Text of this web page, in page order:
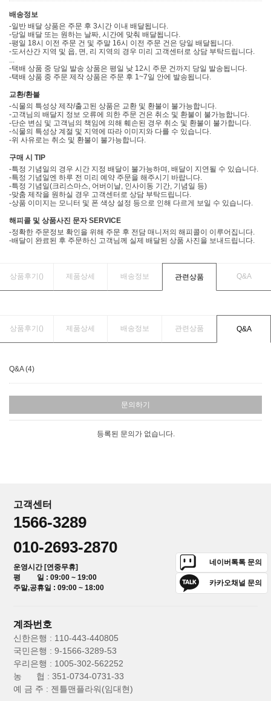
배송정보
-일반 배달 상품은 주문 후 3시간 이내 배달됩니다.
-당일 배달 또는 원하는 날짜, 시간에 맞춰 배달됩니다.
-평일 18시 이전 주문 건 및 주말 16시 이전 주문 건은 당일 배달됩니다.
-도서산간 지역 및 읍, 면, 리 지역의 경우 미리 고객센터로 상담 부탁드립니다.
-택배 상품 중 당일 발송 상품은 평일 낮 12시 주문 건까지 당일 발송됩니다.
-택배 상품 중 주문 제작 상품은 주문 후 1~7일 안에 발송됩니다.
교환/환불
-식물의 특성상 제작/출고된 상품은 교환 및 환불이 불가능합니다.
-고객님의 배달지 정보 오류에 의한 주문 건은 취소 및 환불이 불가능합니다.
-단순 변심 및 고객님의 책임에 의해 훼손된 경우 취소 및 환불이 불가합니다.
-식물의 특성상 계절 및 지역에 따라 이미지와 다를 수 있습니다.
-위 사유로는 취소 및 환불이 불가능합니다.
구매 시 TIP
-특정 기념일의 경우 시간 지정 배달이 불가능하며, 배달이 지연될 수 있습니다.
-특정 기념일엔 하루 전 미리 예약 주문을 해주시기 바랍니다.
-특정 기념일(크리스마스, 어버이날, 인사이동 기간, 기념일 등)
-맞춤 제작을 원하실 경우 고객센터로 상담 부탁드립니다.
-상품 이미지는 모니터 및 폰 색상 설정 등으로 인해 다르게 보일 수 있습니다.
해피콜 및 상품사진 문자 SERVICE
-정확한 주문정보 확인을 위해 주문 후 전담 매니저의 해피콜이 이루어집니다.
-배달이 완료된 후 주문하신 고객님께 실제 배달된 상품 사진을 보내드립니다.
상품후기() 제품상세 배송정보 관련상품 Q&A
상품후기() 제품상세 배송정보 관련상품 Q&A
Q&A (4)
문의하기
등록된 문의가 없습니다.
고객센터
1566-3289
010-2693-2870
운영시간 [연중무휴]
평 일 : 09:00 ~ 19:00
주말,공휴일 : 09:00 ~ 18:00
네이버톡톡 문의
카카오채널 문의
계좌번호
신한은행 : 110-443-440805
국민은행 : 9-1566-3289-53
우리은행 : 1005-302-562252
농 협 : 351-0734-0731-33
예 금 주 : 젠틀맨플라워(임대현)